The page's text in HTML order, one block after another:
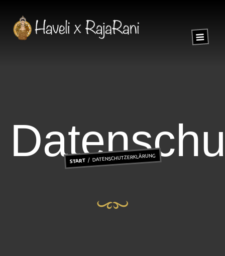
START DATENSCHUTZERKLÄRUNG